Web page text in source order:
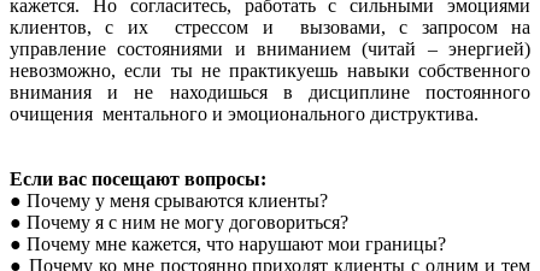
кажется. Но согласитесь, работать с сильными эмоциями
клиентов, с их стрессом и вызовами, с запросом на
управление состояниями и вниманием (читай – энергией)
невозможно, если ты не практикуешь навыки собственного
внимания и не находишься в дисциплине постоянного
очищения ментального и эмоционального диструктива.
Если вас посещают вопросы:
● Почему у меня срываются клиенты?
● Почему я с ним не могу договориться?
● Почему мне кажется, что нарушают мои границы?
● Почему ко мне постоянно приходят клиенты с одним и тем